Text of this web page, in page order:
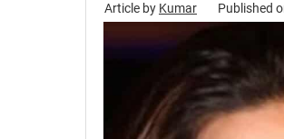
Article by Kumar Published